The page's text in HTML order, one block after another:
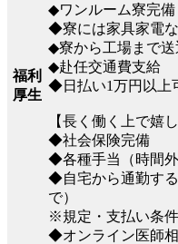
福利
厚生
◆ワンルーム寮完備
◆寮には家具家電
◆寮から工場まで送
◆赴任交通費支給
◆日払い1万円以上
【長く働く上で嬉
◆社会保険完備
◆各種手当（時間外
◆自宅から通勤す
で）
※規定・支払い条件
◆オンライン医師